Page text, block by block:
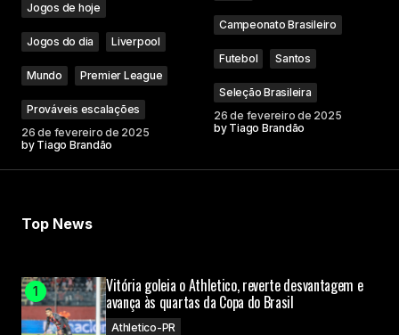
Jogos de hoje
Jogos do dia Liverpool
Mundo Premier League
Prováveis escalações
26 de fevereiro de 2025
by Tiago Brandão
Campeonato Brasileiro
Futebol Santos
Seleção Brasileira
26 de fevereiro de 2025
by Tiago Brandão
Top News
Vitória goleia o Athletico, reverte desvantagem e
avança às quartas da Copa do Brasil
Athletico-PR